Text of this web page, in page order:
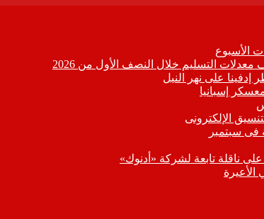
الأسبوع
إدفينا على نهر النيل
إسبانيا
الإلكترونى
سبتمبر
على ناقلة تابعة لشركة «أدنوك»